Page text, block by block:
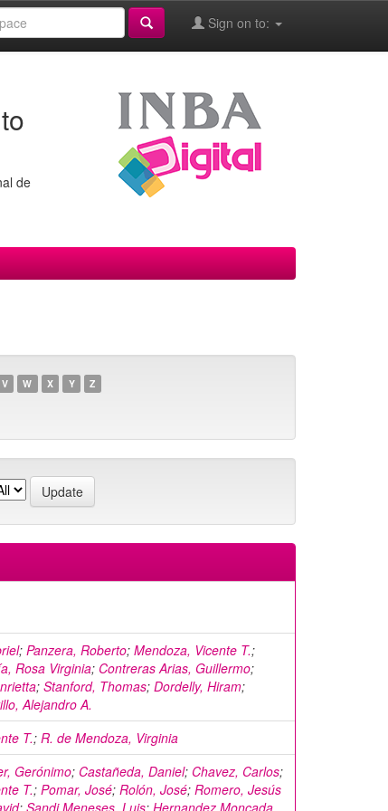
Sign on to:
de
V W X Y Z
; Panzera, Roberto; Mendoza, Vicente T.;
Rosa Virginia; Contreras Arias, Guillermo;
; Stanford, Thomas; Dordelly, Hiram;
Alejandro A.
T.; R. de Mendoza, Virginia
Gerónimo; Castañeda, Daniel; Chavez, Carlos;
T.; Pomar, José; Rolón, José; Romero, Jesús
; Sandi Meneses, Luis; Hernandez Moncada,